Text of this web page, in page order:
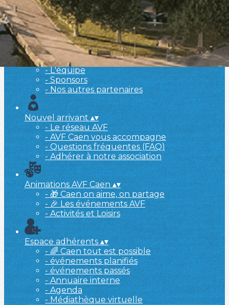
L'association▴▾
- L'association
- Brochure
- L'équipe
- Sponsors
- Nos autres partenaires
Nouvel arrivant▴▾
- Le réseau AVF
- AVF Caen vous accompagne
- Questions fréquentes (FAQ)
- Adhérer à notre association
Animations AVF Caen▴▾
- 🎁 Caen on aime, on partage
- 🎉 Les événements AVF
- Activités et Loisirs
Espace adhérents▴▾
- 🌈 Caen tout est possible
- événements planifiés
- événements passés
- Annuaire interne
- Agenda
- Médiathèque virtuelle